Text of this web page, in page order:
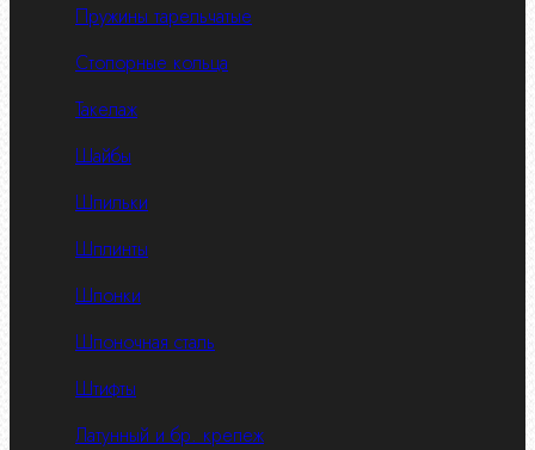
Пружины тарельчатые
Стопорные кольца
Такелаж
Шайбы
Шпильки
Шплинты
Шпонки
Шпоночная сталь
Штифты
Латунный и бр. крепеж